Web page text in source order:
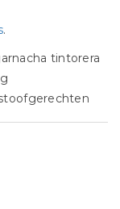
.
tintorera